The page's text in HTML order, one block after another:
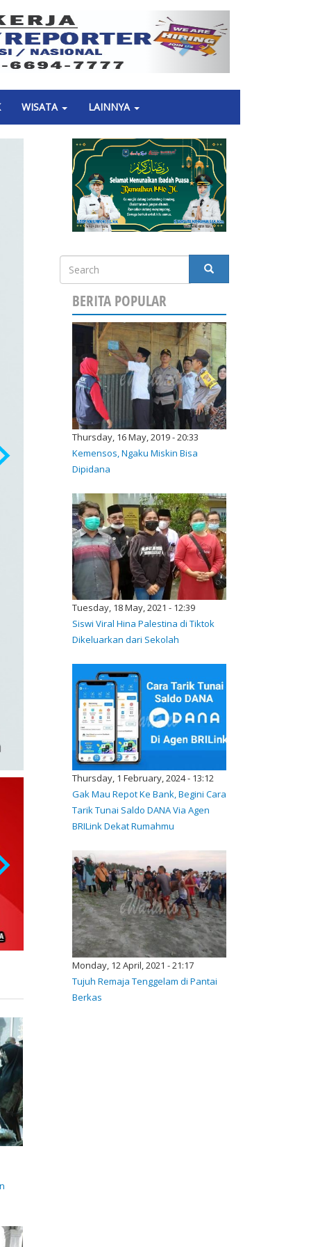
Next
WISATA LAINNYA
Search
SEARCH
BERITA POPULAR
Thursday, 16 May, 2019 - 20:33
Kemensos, Ngaku Miskin Bisa
Dipidana
Tuesday, 18 May, 2021 - 12:39
Siswi Viral Hina Palestina di Tiktok
Dikeluarkan dari Sekolah
Thursday, 1 February, 2024 - 13:12
Gak Mau Repot Ke Bank, Begini Cara
Tarik Tunai Saldo DANA Via Agen
BRILink Dekat Rumahmu
Monday, 12 April, 2021 - 21:17
Tujuh Remaja Tenggelam di Pantai
Berkas